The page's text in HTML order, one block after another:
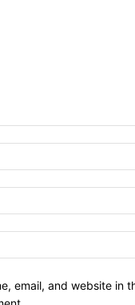
email, and website in